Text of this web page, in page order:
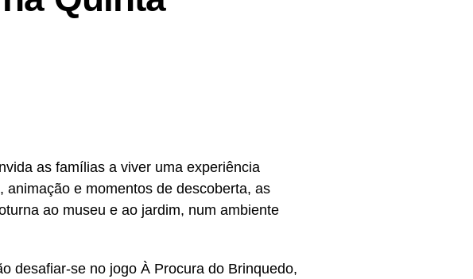
as famílias a viver uma experiência
e momentos de descoberta, as
ao museu e ao jardim, num ambiente
desafiar-se no jogo À Procura do Brinquedo,